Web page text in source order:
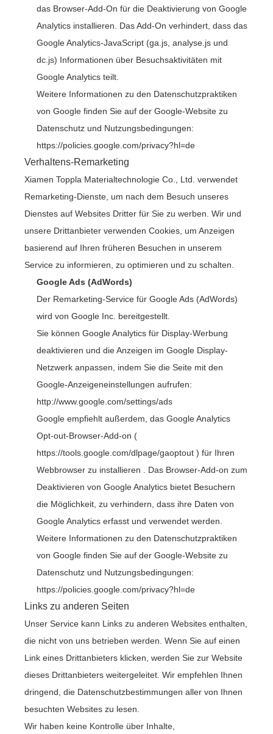
das Browser-Add-On für die Deaktivierung von Google
Analytics installieren. Das Add-On verhindert, dass das
Google Analytics-JavaScript (ga.js, analyse.js und
dc.js) Informationen über Besuchsaktivitäten mit
Google Analytics teilt.
Weitere Informationen zu den Datenschutzpraktiken
von Google finden Sie auf der Google-Website zu
Datenschutz und Nutzungsbedingungen:
https://policies.google.com/privacy?hl=de
Verhaltens-Remarketing
Xiamen Toppla Materialtechnologie Co., Ltd. verwendet
Remarketing-Dienste, um nach dem Besuch unseres
Dienstes auf Websites Dritter für Sie zu werben. Wir und
unsere Drittanbieter verwenden Cookies, um Anzeigen
basierend auf Ihren früheren Besuchen in unserem
Service zu informieren, zu optimieren und zu schalten.
Google Ads (AdWords)
Der Remarketing-Service für Google Ads (AdWords)
wird von Google Inc. bereitgestellt.
Sie können Google Analytics für Display-Werbung
deaktivieren und die Anzeigen im Google Display-
Netzwerk anpassen, indem Sie die Seite mit den
Google-Anzeigeneinstellungen aufrufen:
http://www.google.com/settings/ads
Google empfiehlt außerdem, das Google Analytics
Opt-out-Browser-Add-on (
https://tools.google.com/dlpage/gaoptout ) für Ihren
Webbrowser zu installieren . Das Browser-Add-on zum
Deaktivieren von Google Analytics bietet Besuchern
die Möglichkeit, zu verhindern, dass ihre Daten von
Google Analytics erfasst und verwendet werden.
Weitere Informationen zu den Datenschutzpraktiken
von Google finden Sie auf der Google-Website zu
Datenschutz und Nutzungsbedingungen:
https://policies.google.com/privacy?hl=de
Links zu anderen Seiten
Unser Service kann Links zu anderen Websites enthalten,
die nicht von uns betrieben werden. Wenn Sie auf einen
Link eines Drittanbieters klicken, werden Sie zur Website
dieses Drittanbieters weitergeleitet. Wir empfehlen Ihnen
dringend, die Datenschutzbestimmungen aller von Ihnen
besuchten Websites zu lesen.
Wir haben keine Kontrolle über Inhalte,